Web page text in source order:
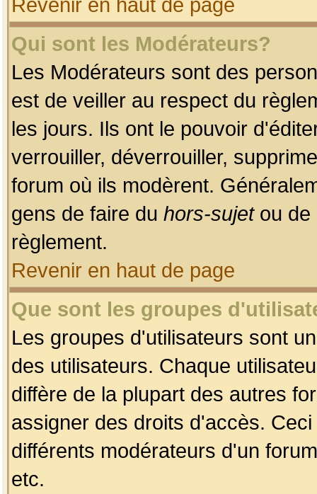
Qui sont les Modérateurs?
Les Modérateurs sont des
est de veiller au respect du
les jours. Ils ont le pouvoir
verrouiller, déverrouiller,
forum où ils modèrent.
gens de faire du hors-sujetou de
règlement.
Revenir en haut de page
Que sont les groupes
Les groupes d'utilisateurs sont
des utilisateurs. Chaque
diffère de la plupart des autres
assigner des droits d'accès.
différents modérateurs d'un
etc.